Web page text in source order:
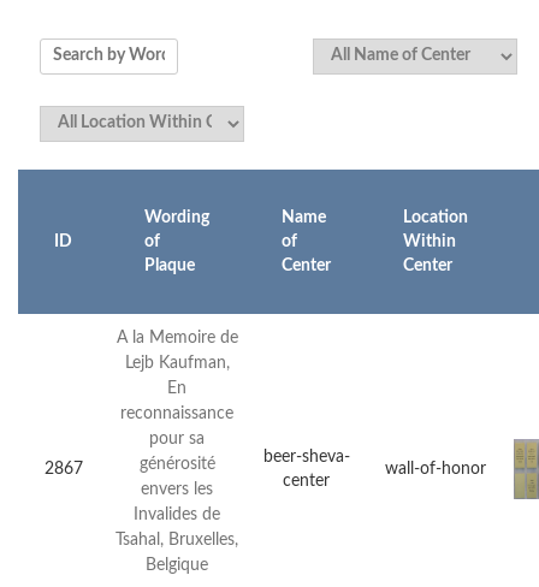
ID
Wording
of
Plaque
Name
of
Center
Location
Within
Center
2867
A la Memoire de
Lejb Kaufman,
En
reconnaissance
pour sa
générosité
envers les
Invalides de
Tsahal, Bruxelles,
Belgique
beer-sheva-
center
wall-of-honor